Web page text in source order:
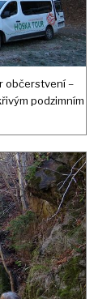
občerstvení –
podzimním